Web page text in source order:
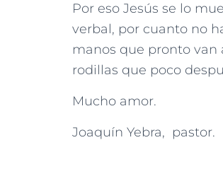
Por eso Jesús se lo
verbal, por cuanto no
manos que pronto van
rodillas que poco
Mucho amor.
Joaquín Yebra, pastor.